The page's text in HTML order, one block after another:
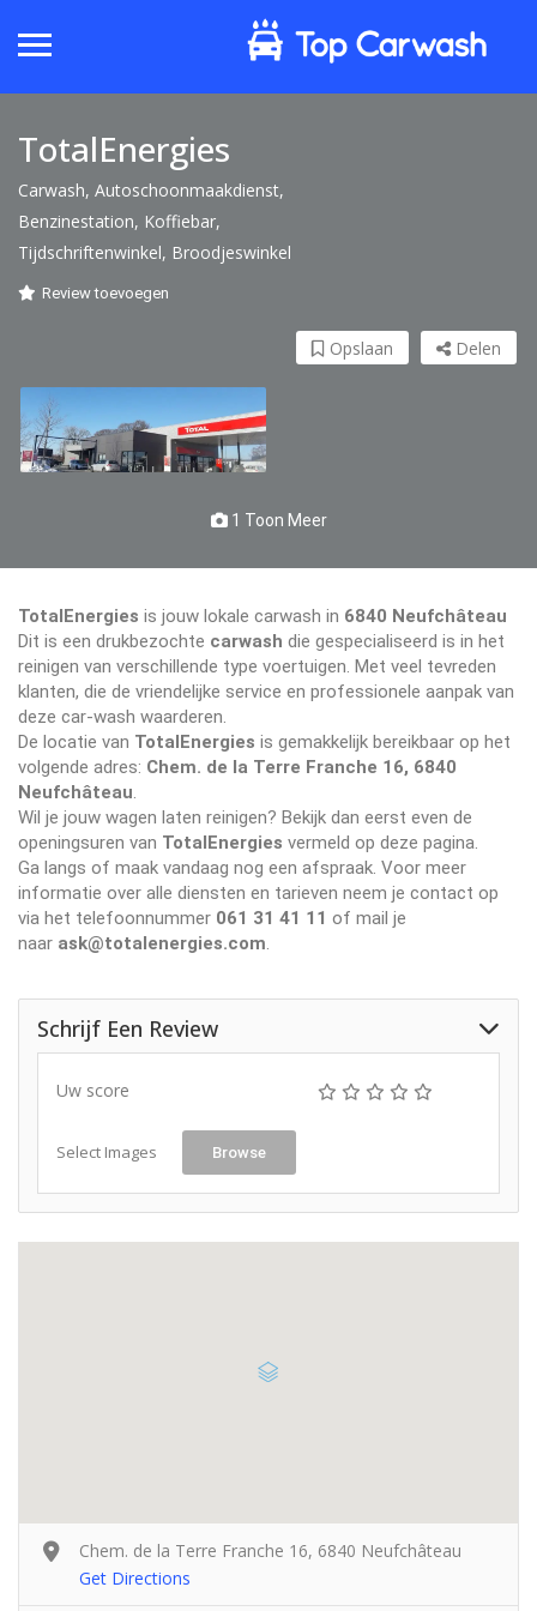
TotalEnergies
Carwash, Autoschoonmaakdienst,
Benzinestation, Koffiebar,
Tijdschriftenwinkel, Broodjeswinkel
Review toevoegen
Delen
Opslaan
1 Toon Meer
TotalEnergies is jouw lokale carwash in 6840 Neufchâteau
Dit is een drukbezochte carwash die gespecialiseerd is in het
reinigen van verschillende type voertuigen. Met veel tevreden
klanten, die de vriendelijke service en professionele aanpak van
deze car-wash waarderen.
De locatie van TotalEnergies is gemakkelijk bereikbaar op het
volgende adres: Chem. de la Terre Franche 16, 6840
Neufchâteau
Wil je jouw wagen laten reinigen? Bekijk dan eerst even de
openingsuren van TotalEnergies vermeld op deze pagina.
Ga langs of maak vandaag nog een afspraak. Voor meer
informatie over alle diensten en tarieven neem je contact op
via het telefoonnummer 061 31 41 11 of mail je
naar ask@totalenergies.com
Schrijf Een Review
Uw score
Select Images Browse
Chem. de la Terre Franche 16, 6840 Neufchâteau
Get Directions